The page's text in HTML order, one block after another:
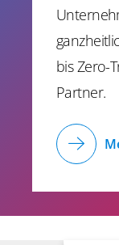
bis Zero-
Partner.